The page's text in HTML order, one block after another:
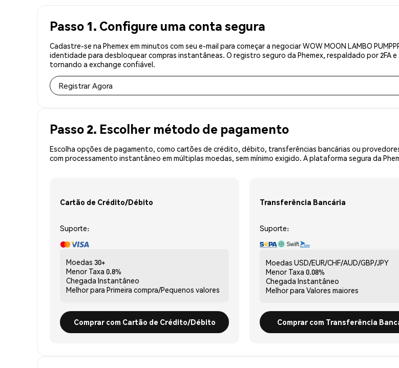
Passo 1. Configure uma conta segura
Cadastre-se na Phemex em minutos com seu e-mail para começar a negociar WOW MOON LAMBO
identidade para desbloquear compras instantâneas. O registro seguro da Phemex, respaldado por 2FA
tornando a exchange confiável.
Registrar Agora
Passo 2. Escolher método de pagamento
Escolha opções de pagamento, como cartões de crédito, débito, transferências bancárias ou
com processamento instantâneo em múltiplas moedas, sem mínimo exigido. A plataforma segura da
Cartão de Crédito/Débito
Suporte:
Moedas 30+
Menor Taxa 0.8%
Chegada Instantâneo
Melhor para Primeira compra/Pequenos valores
Comprar com Cartão de Crédito/Débito
Transferência Bancária
Suporte:
Moedas USD/EUR/CHF/AUD/GBP/JPY
Menor Taxa 0.08%
Chegada Instantâneo
Melhor para Valores maiores
Comprar com Transferência